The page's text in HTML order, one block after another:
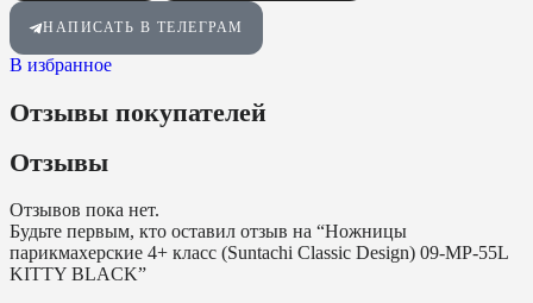
НАПИСАТЬ В ТЕЛЕГРАМ
В избранное
Отзывы покупателей
Отзывы
Отзывов пока нет.
Будьте первым, кто оставил отзыв на “Ножницы
парикмахерские 4+ класс (Suntachi Classic Design) 09-MP-55L
KITTY BLACK”